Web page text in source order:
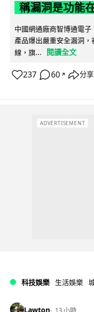
稱漏洞是功能
中國網通廠商智博通電
產品爆出嚴重安全漏洞
線，旗...
閱讀全文
237 60 ↗ 分享
ADVERTISEMENT
科技娛樂 生活娛樂
Lawton 13 小時